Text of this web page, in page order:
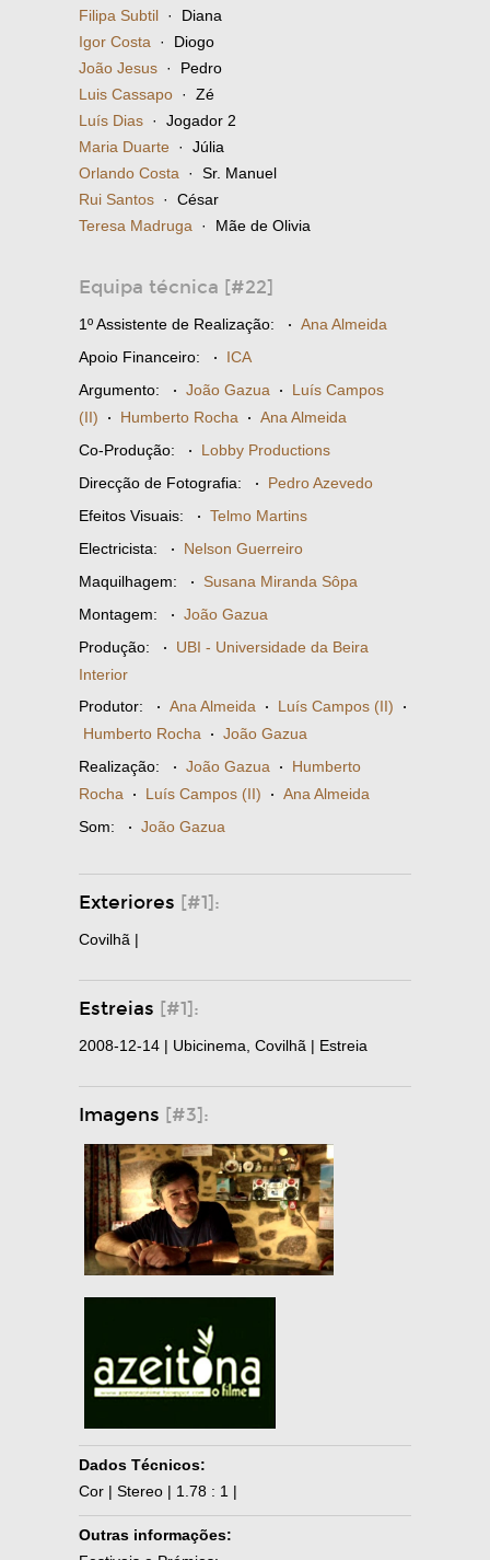
Filipa Subtil · Diana
Igor Costa · Diogo
João Jesus · Pedro
Luis Cassapo · Zé
Luís Dias · Jogador 2
Maria Duarte · Júlia
Orlando Costa · Sr. Manuel
Rui Santos · César
Teresa Madruga · Mãe de Olivia
Equipa técnica [#22]
1º Assistente de Realização: · Ana Almeida
Apoio Financeiro: · ICA
Argumento: · João Gazua · Luís Campos
(II) · Humberto Rocha · Ana Almeida
Co-Produção: · Lobby Productions
Direcção de Fotografia: · Pedro Azevedo
Efeitos Visuais: · Telmo Martins
Electricista: · Nelson Guerreiro
Maquilhagem: · Susana Miranda Sôpa
Montagem: · João Gazua
Produção: · UBI - Universidade da Beira
Interior
Produtor: · Ana Almeida · Luís Campos (II) ·
Humberto Rocha · João Gazua
Realização: · João Gazua · Humberto
Rocha · Luís Campos (II) · Ana Almeida
Som: · João Gazua
Exteriores [#1]:
Covilhã |
Estreias [#1]:
2008-12-14 | Ubicinema, Covilhã | Estreia
Imagens [#3]:
Dados Técnicos:
Cor | Stereo | 1.78 : 1 |
Outras informações: